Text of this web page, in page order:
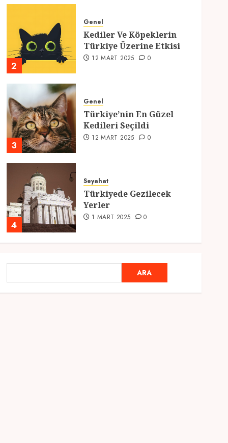
2
Genel
Kediler Ve Köpeklerin
Türkiye Üzerine Etkisi
12 MART 2025 0
3
Genel
Türkiye’nin En Güzel
Kedileri Seçildi
12 MART 2025 0
4
Seyahat
Türkiyede Gezilecek
Yerler
1 MART 2025 0
Ramazan Ayı 2025:
Manevi Atmosfer ve Özel
Hazırlıklar
ARA